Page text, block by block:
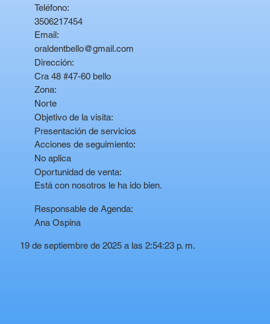
Teléfono:
3506217454
Email:
oraldentbello@gmail.com
Dirección:
Cra 48 #47-60 bello
Zona:
Norte
Objetivo de la visita:
Presentación de servicios
Acciones de seguimiento:
No aplica
Oportunidad de venta:
Está con nosotros le ha ido bien.
Responsable de Agenda:
Ana Ospina
19 de septiembre de 2025 a las 2:54:23 p. m.